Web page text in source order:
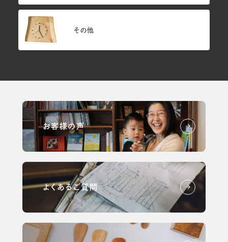
その他
お客様の声
よくあるご質問